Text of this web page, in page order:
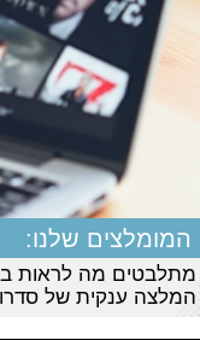
המומלצים שלנו:
מתלבטים מה לראות
המלצה ענקית של